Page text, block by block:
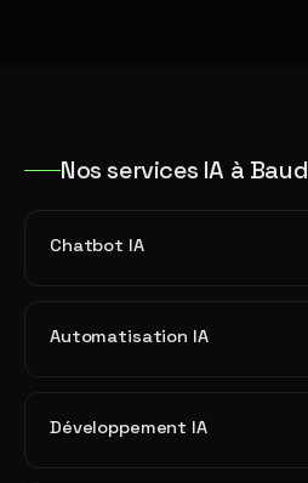
Nos services IA à Baud
Chatbot IA
Automatisation IA
Développement IA